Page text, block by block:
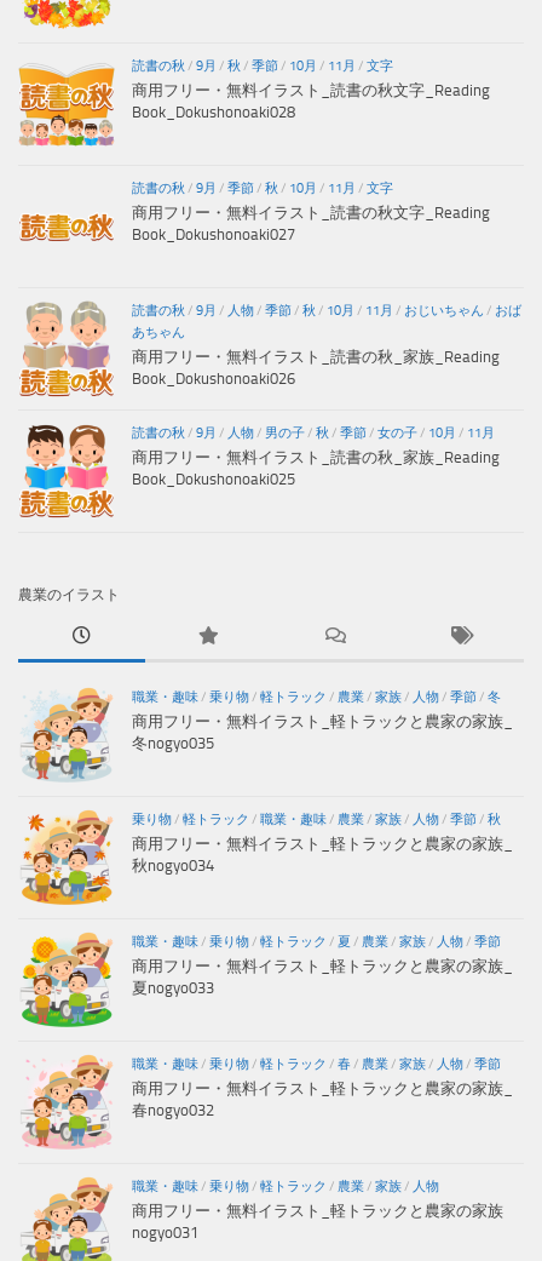
読書の秋 / 9月 / 秋 / 季節/ 10月 / 11月 / 文字
商用フリー・無料イラスト_読書の秋文字_Reading
Book_Dokushonoaki028
読書の秋 / 9月 / 季節/ 秋 / 10月 / 11月 / 文字
商用フリー・無料イラスト_読書の秋文字_Reading
Book_Dokushonoaki027
読書の秋 / 9月 / 人物/ 季節/ 秋 / 10月 / 11月 / おじいちゃん / おば
あちゃん
商用フリー・無料イラスト_読書の秋_家族_Reading
Book_Dokushonoaki026
読書の秋 / 9月 / 人物/ 男の子/ 秋 / 季節/ 女の子/ 10月 / 11月
商用フリー・無料イラスト_読書の秋_家族_Reading
Book_Dokushonoaki025
農業のイラスト
職業・趣味/ 乗り物/ 軽トラック / 農業/ 家族/ 人物/ 季節/ 冬
商用フリー・無料イラスト_軽トラックと農家の家族_
冬nogyo035
乗り物/ 軽トラック / 職業・趣味/ 農業/ 家族/ 人物/ 季節/ 秋
商用フリー・無料イラスト_軽トラックと農家の家族_
秋nogyo034
職業・趣味/ 乗り物/ 軽トラック / 夏 / 農業/ 家族/ 人物/ 季節
商用フリー・無料イラスト_軽トラックと農家の家族_
夏nogyo033
職業・趣味/ 乗り物/ 軽トラック / 春/ 農業/ 家族/ 人物/ 季節
商用フリー・無料イラスト_軽トラックと農家の家族_
春nogyo032
職業・趣味/ 乗り物/ 軽トラック / 農業/ 家族/ 人物
商用フリー・無料イラスト_軽トラックと農家の家族
nogyo031